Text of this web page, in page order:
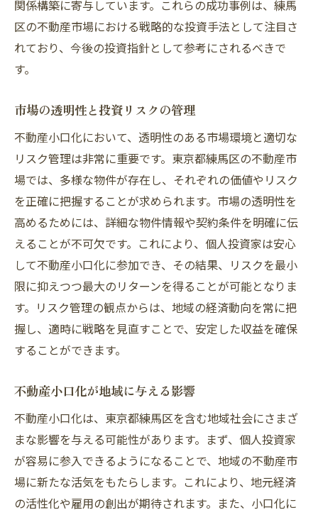
関係構築に寄与しています。これらの成功事例は、練馬
区の不動産市場における戦略的な投資手法として注目さ
れており、今後の投資指針として参考にされるべきで
す。
市場の透明性と投資リスクの管理
不動産小口化において、透明性のある市場環境と適切な
リスク管理は非常に重要です。東京都練馬区の不動産市
場では、多様な物件が存在し、それぞれの価値やリスク
を正確に把握することが求められます。市場の透明性を
高めるためには、詳細な物件情報や契約条件を明確に伝
えることが不可欠です。これにより、個人投資家は安心
して不動産小口化に参加でき、その結果、リスクを最小
限に抑えつつ最大のリターンを得ることが可能となりま
す。リスク管理の観点からは、地域の経済動向を常に把
握し、適時に戦略を見直すことで、安定した収益を確保
することができます。
不動産小口化が地域に与える影響
不動産小口化は、東京都練馬区を含む地域社会にさまざ
まな影響を与える可能性があります。まず、個人投資家
が容易に参入できるようになることで、地域の不動産市
場に新たな活気をもたらします。これにより、地元経済
の活性化や雇用の創出が期待されます。また、小口化に